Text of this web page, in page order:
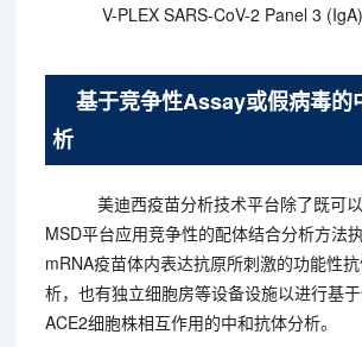
V-PLEX SARS-CoV-2 Panel 3 (IgA)
基于竞争性Assay或假病毒的
析
美迪西疫苗分析技术平台除了既可
MSD平台应用竞争性的配体结合分析方法
mRNA疫苗体内表达抗原所刺激的功能性
析，也有独立细胞房等设备设施以进行基
ACE2细胞株相互作用的中和抗体分析。